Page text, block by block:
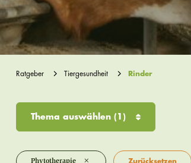
Ratgeber Tiergesundheit Rinder
Thema auswählen (1)
Phytotherapie Zurücksetzen